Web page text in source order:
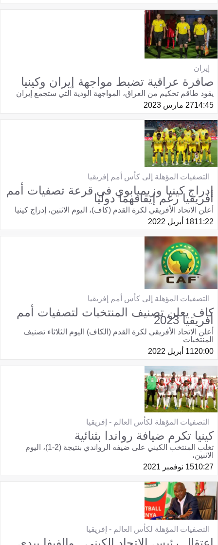
إيران
صافرة عراقية تضبط مواجهة إيران وكينيا
يقود طاقم تحكيم من العراق، المواجهة الودية التي ستجمع إيران
14:4527 مارس 2023
التصفيات المؤهلة إلى كأس أمم إفريقيا
إدراج كينيا وزيمبابوي في قرعة تصفيات أمم
أفريقيا رغم إيقافهما دوليا
أعلن الاتحاد الأفريقي لكرة القدم (كاف)، اليوم الاثنين، إدراج كينيا
11:2218 أبريل 2022
التصفيات المؤهلة إلى كأس أمم إفريقيا
كاف يعلن تصنيف المنتخبات لتصفيات أمم
أفريقيا 2023
أعلن الاتحاد الأفريقي لكرة القدم (الكاف) اليوم الثلاثاء تصنيف
المنتخبات
20:0011 أبريل 2022
التصفيات المؤهلة لكأس العالم - إفريقيا
كينيا تكرم ضيافة رواندا بثنائية
تغلب المنتخب الكيني على ضيفه الرواندي بنتيجة (2-1)، اليوم
الاثنين،
10:2715 نوفمبر 2021
التصفيات المؤهلة لكأس العالم - إفريقيا